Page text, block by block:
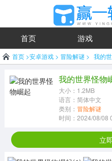
首页 游戏
首页 >安卓游戏 > 冒险解谜 > 我的
我的世界怪物
大小：1.2MB
语言：简体中文
类别： 冒险解谜
时间：2024/08/08
立